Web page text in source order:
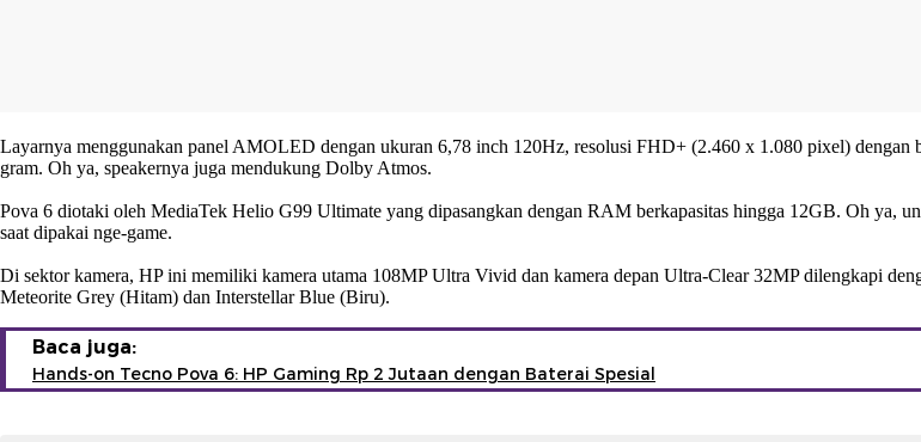
Layarnya menggunakan panel AMOLED dengan ukuran 6,78 inch 120Hz, resolusi FHD+ (2.460 x 1.080 pixel)
gram. Oh ya, speakernya juga mendukung Dolby Atmos.
Pova 6 diotaki oleh MediaTek Helio G99 Ultimate yang dipasangkan dengan RAM berkapasitas hingga 12GB. Oh ya,
saat dipakai nge-game.
Di sektor kamera, HP ini memiliki kamera utama 108MP Ultra Vivid dan kamera depan Ultra-Clear 32MP dilengkapi
Meteorite Grey (Hitam) dan Interstellar Blue (Biru).
Baca juga:
Hands-on Tecno Pova 6: HP Gaming Rp 2 Jutaan dengan Baterai Spesial